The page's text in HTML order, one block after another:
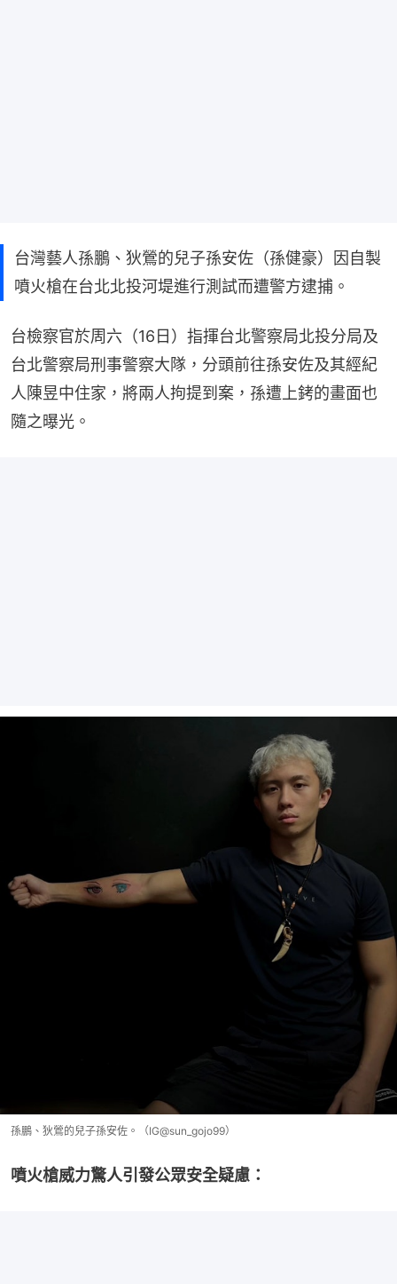
台灣藝人孫鵬、狄鶯的兒子孫安佐（孫健豪）因自製
噴火槍在台北北投河堤進行測試而遭警方逮捕。
台檢察官於周六（16日）指揮台北警察局北投分局及
台北警察局刑事警察大隊，分頭前往孫安佐及其經紀
人陳昱中住家，將兩人拘提到案，孫遭上銬的畫面也
隨之曝光。
孫鵬、狄鶯的兒子孫安佐。（IG@sun_gojo99）
噴火槍威力驚人引發公眾安全疑慮：